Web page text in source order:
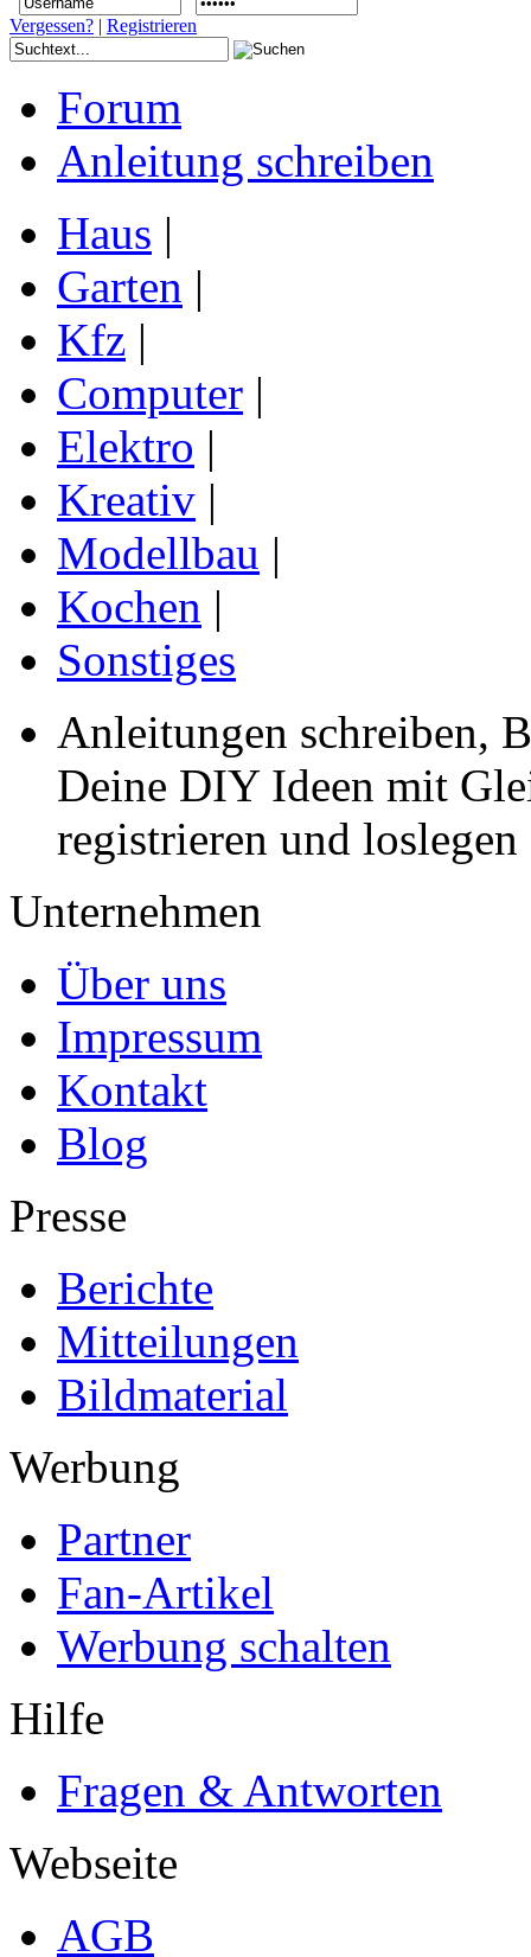
Vergessen? | Registrieren
Forum
Anleitung schreiben
Haus |
Garten |
Kfz |
Computer |
Elektro |
Kreativ |
Modellbau |
Kochen |
Sonstiges
Anleitungen schreiben,
Deine DIY Ideen mit
registrieren und loslegen
Unternehmen
Über uns
Impressum
Kontakt
Blog
Presse
Berichte
Mitteilungen
Bildmaterial
Werbung
Partner
Fan-Artikel
Werbung schalten
Hilfe
Fragen & Antworten
Webseite
AGB